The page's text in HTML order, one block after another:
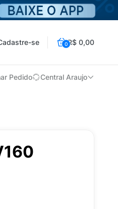
se 0R$ 0,00
Pedido Central Araujo